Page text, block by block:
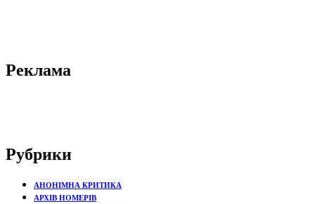
Реклама
Рубрики
АНОНІМНА КРИТИКА
АРХІВ НОМЕРІВ